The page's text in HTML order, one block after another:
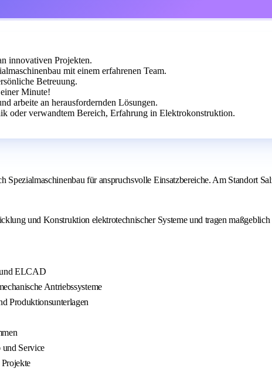
innovativen Projekten.
mit einem erfahrenen Team.
Betreuung.
Minute!
arbeite an herausfordernden Lösungen.
oder verwandtem Bereich, Erfahrung in Elektrokonstruktion.
für anspruchsvolle Einsatzbereiche. Am Standort
und Konstruktion elektrotechnischer Systeme und tragen
ELCAD
Antriebssysteme
Produktionsunterlagen
und Service